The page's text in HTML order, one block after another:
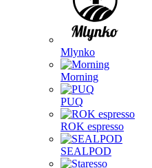
Mlynko
Morning
PUQ
ROK espresso
SEALPOD